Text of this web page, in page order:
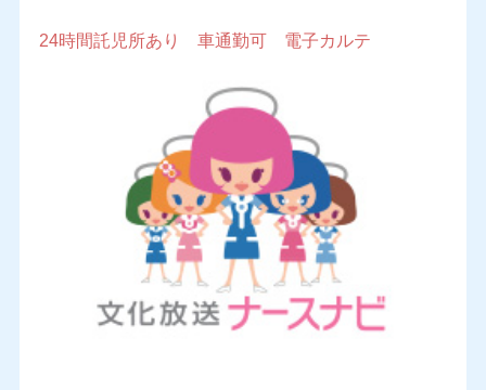
24時間託児所あり 車通勤可 電子カルテ